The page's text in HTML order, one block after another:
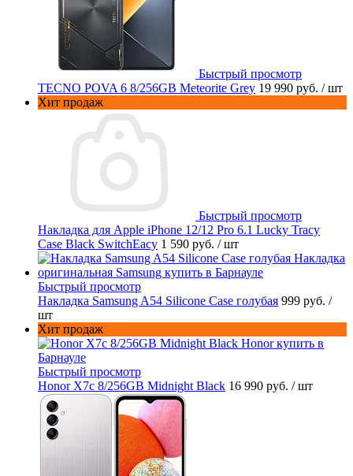
Быстрый просмотр
TECNO POVA 6 8/256GB Meteorite Grey 19 990 руб. / шт
Хит продаж
Быстрый просмотр
Накладка для Apple iPhone 12/12 Pro 6.1 Lucky Tracy
Case Black SwitchEacy 1 590 руб. / шт
Быстрый просмотр
Накладка Samsung A54 Silicone Case голубая 999 руб. /
шт
Хит продаж
Быстрый просмотр
Honor X7c 8/256GB Midnight Black 16 990 руб. / шт